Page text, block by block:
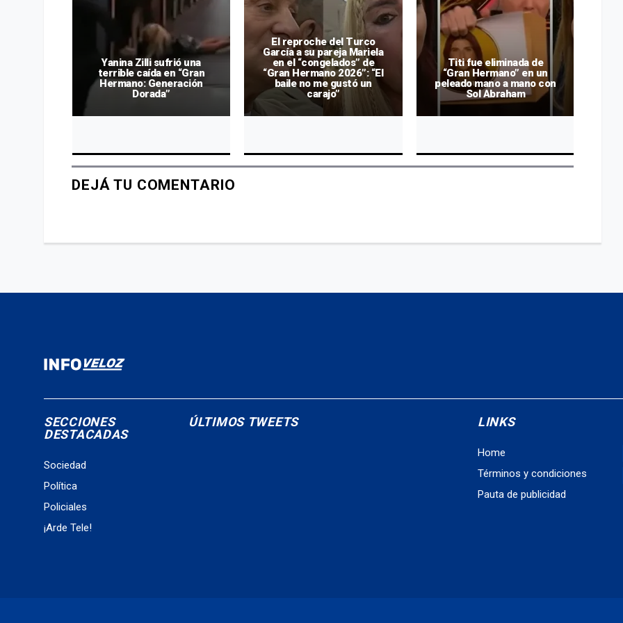
Yanina Zilli sufrió una
terrible caída en “Gran
Hermano: Generación
Dorada”
El reproche del Turco
García a su pareja Mariela
en el “congelados” de
“Gran Hermano 2026”: “El
baile no me gustó un
carajo”
Titi fue eliminada de
“Gran Hermano” en un
peleado mano a mano con
Sol Abraham
DEJÁ TU COMENTARIO
SECCIONES
DESTACADAS
Sociedad
Política
Policiales
¡Arde Tele!
ÚLTIMOS TWEETS LINKS
Home
Términos y condiciones
Pauta de publicidad